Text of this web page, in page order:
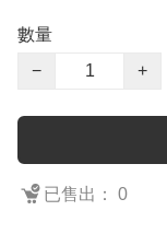
數量
−
+
已售出： 0